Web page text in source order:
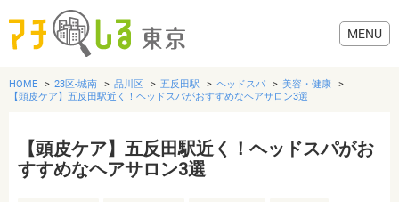
グルメ
HOME 23区-城南 品川区 五反田駅 ヘッドスパ
美容・健康
【頭皮ケア】五反田駅近く！ヘッドスパがおすすめなヘアサロン3選
【頭皮ケア】五反田駅近く！ヘッドスパがお
すすめなヘアサロン3選